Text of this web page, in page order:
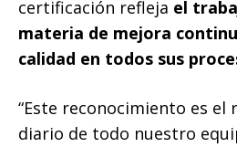
certificación refleja el
materia de mejora
calidad en todos sus
“Este reconocimiento es
diario de todo nuestro